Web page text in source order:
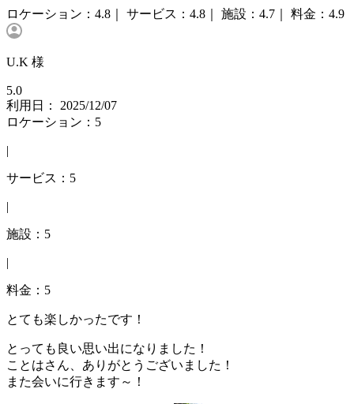
ロケーション： 4.8｜ サービス： 4.8｜ 施設： 4.7｜ 料金： 4.9
U.K 様
5.0
利用日： 2025/12/07
ロケーション：5
|
サービス：5
|
施設：5
|
料金：5
とても楽しかったです！
とっても良い思い出になりました！
ことはさん、ありがとうございました！
また会いに行きます～！